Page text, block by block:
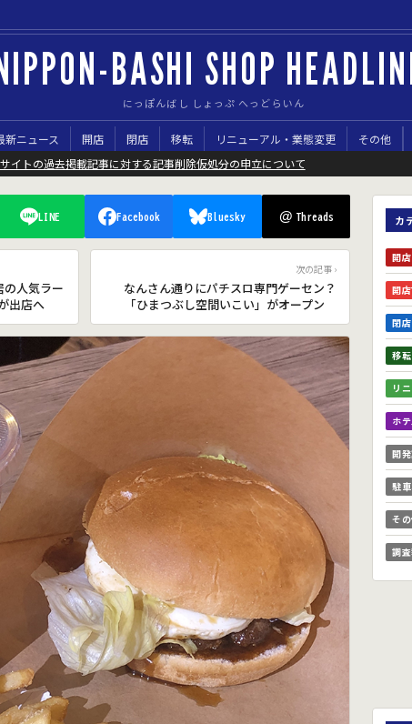
BASHI SHOP
にっぽんばし しょっぷ へっどらいん
新ニュース 開店 閉店 移転 リニューアル・業態変更 その他
サイトの過去掲載記事に対する記事削除仮処分の申立について
LINE Facebook Bluesky @ Threads
の人気ラー
出店へ
次の記事 ›
なんさん通りにパチスロ専門ゲーセン？
「ひまつぶし空間いこい」がオープン
カ
開店
開
閉店
移転
リ
ホ
開
駐
そ
調